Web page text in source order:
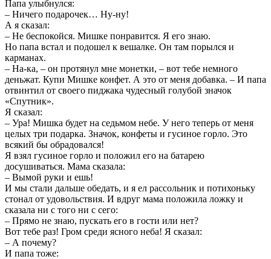
Папа улыбнулся:
– Ничего подарочек… Ну-ну!
А я сказал:
– Не беспокойся. Мишке понравится. Я его знаю.
Но папа встал и подошел к вешалке. Он там порылся и
карманах.
– На-ка, – он протянул мне монетки, – вот тебе немного
деньжат. Купи Мишке конфет. А это от меня добавка. – И папа
отвинтил от своего пиджака чудесный голубой значок
«Спутник».
Я сказал:
– Ура! Мишка будет на седьмом небе. У него теперь от меня
целых три подарка. Значок, конфеты и гусиное горло. Это
всякий бы обрадовался!
Я взял гусиное горло и положил его на батарею
досушиваться. Мама сказала:
– Вымой руки и ешь!
И мы стали дальше обедать, и я ел рассольник и потихоньку
стонал от удовольствия. И вдруг мама положила ложку и
сказала ни с того ни с сего:
– Прямо не знаю, пускать его в гости или нет?
Вот тебе раз! Гром среди ясного неба! Я сказал:
– А почему?
И папа тоже: